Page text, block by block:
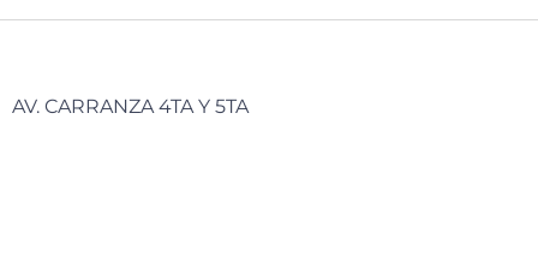
AV. CARRANZA 4TA Y 5TA